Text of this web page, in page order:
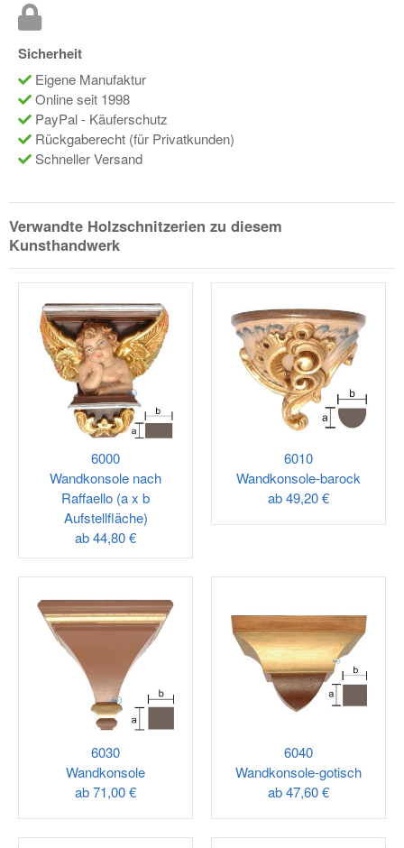
Sicherheit
Eigene Manufaktur
Online seit 1998
PayPal - Käuferschutz
Rückgaberecht (für Privatkunden)
Schneller Versand
Verwandte Holzschnitzerien zu diesem
Kunsthandwerk
6000
Wandkonsole nach
Raffaello (a x b
Aufstellfläche)
ab44,80 €
6010
Wandkonsole-barock
ab49,20 €
6030
Wandkonsole
ab71,00 €
6040
Wandkonsole-gotisch
ab47,60 €